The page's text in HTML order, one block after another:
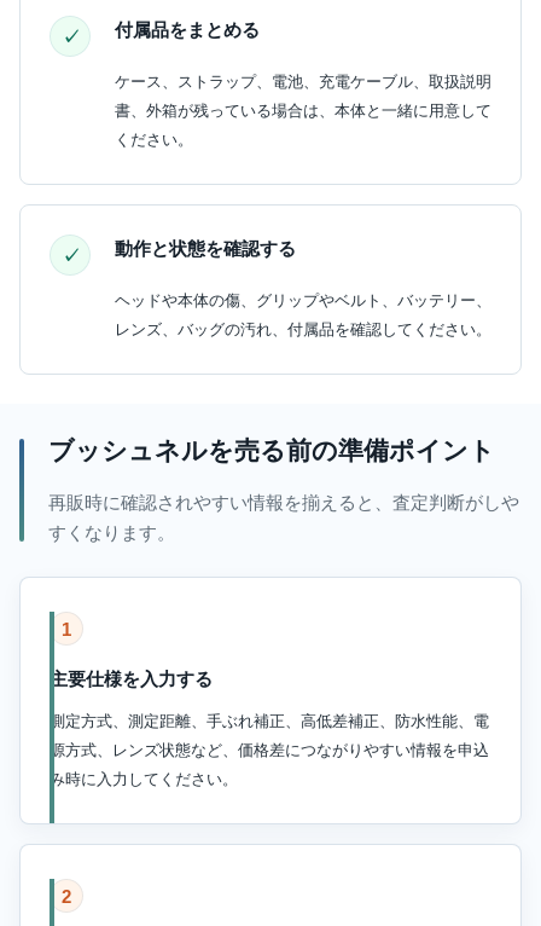
付属品をまとめる
ケース、ストラップ、電池、充電ケーブル、取扱説明
書、外箱が残っている場合は、本体と一緒に用意して
ください。
動作と状態を確認する
ヘッドや本体の傷、グリップやベルト、バッテリー、
レンズ、バッグの汚れ、付属品を確認してください。
ブッシュネルを売る前の準備ポイント
再販時に確認されやすい情報を揃えると、査定判断がしや
すくなります。
1
主要仕様を入力する
測定方式、測定距離、手ぶれ補正、高低差補正、防水性能、電
源方式、レンズ状態など、価格差につながりやすい情報を申込
み時に入力してください。
2